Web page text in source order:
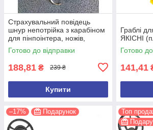
Страхувальний повідець
шнур непотрійка з карабіном
для пінпоінтера, ножів,
ліхтарів, рацій, ключів
Готово до відправки
188,81 ₴ 239 ₴
Купити
Граблі
ЯКІСНІ
Готово
141,41
–17% Подарунок Топ